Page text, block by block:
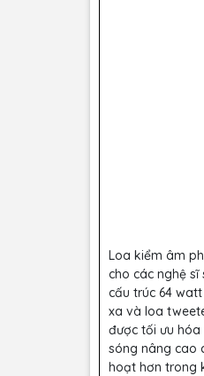
Loa kiểm âm
cho các nghệ
cấu trúc 64
xa và loa
được tối ưu
sóng nâng cao
hoạt hơn trong